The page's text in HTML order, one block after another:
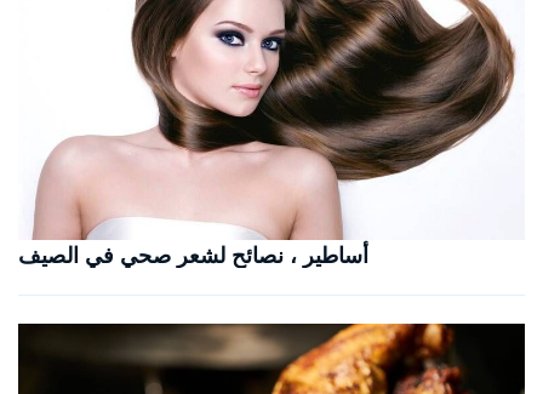
أساطير ، نصائح لشعر صحي في الصيف